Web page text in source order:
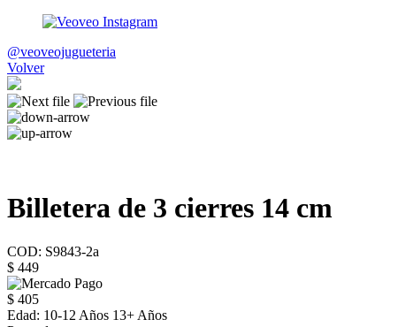
@veoveojugueteria
Volver
Billetera de 3 cierres 14 cm
COD: S9843-2a
$ 449
$ 405
Edad: 10-12 Años 13+ Años